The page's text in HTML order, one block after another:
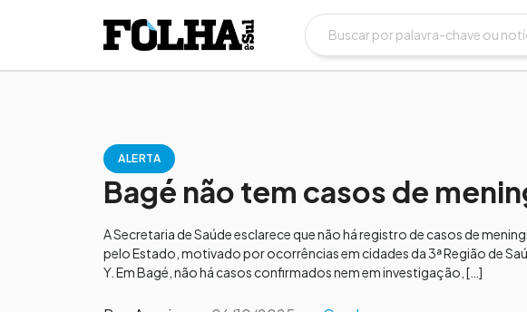
ALERTA
Bagé não tem casos de
A Secretaria de Saúde esclarece que não há registro de casos de
pelo Estado, motivado por ocorrências em cidades da 3ª Região de
Y. Em Bagé, não há casos confirmados nem em investigação, […]